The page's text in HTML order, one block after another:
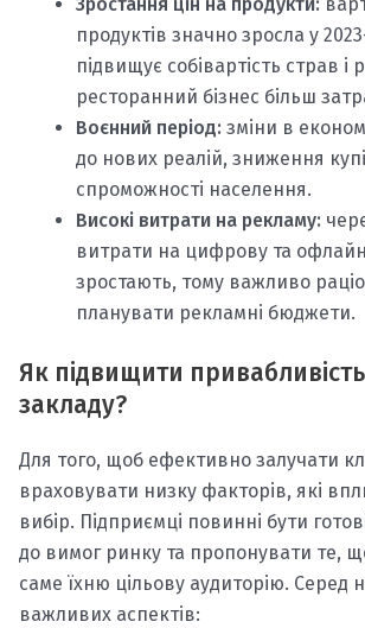
продуктів значно зросла у
підвищує собівартість страв і
ресторанний бізнес більш
Воєнний період: зміни в
до нових реалій, зниження
спроможності населення.
Високі витрати на рекламу:
витрати на цифрову та
зростають, тому важливо
планувати рекламні бюджети.
Як підвищити
закладу?
Для того, щоб ефективно залучати
враховувати низку факторів, які
вибір. Підприємці повинні бути
до вимог ринку та пропонувати те,
саме їхню цільову аудиторію. Серед
важливих аспектів: